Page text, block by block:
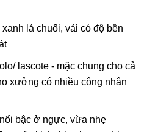
lá chuối, vải có độ bền
lascote - mặc chung cho cả
xưởng có nhiều công nhân
bậc ở ngực, vừa nhẹ